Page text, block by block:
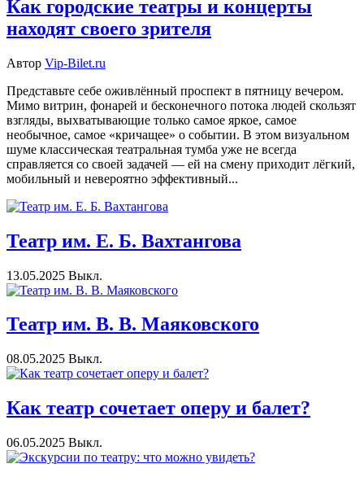
Как городские театры и концерты
находят своего зрителя
Автор Vip-Bilet.ru
Представьте себе оживлённый проспект в пятницу вечером.
Мимо витрин, фонарей и бесконечного потока людей скользят
взгляды, выхватывающие только самое яркое, самое
необычное, самое «кричащее» о событии. В этом визуальном
шуме классическая театральная тумба уже не всегда
справляется со своей задачей — ей на смену приходит лёгкий,
мобильный и невероятно эффективный...
Театр им. Е. Б. Вахтангова
13.05.2025 Выкл.
Театр им. В. В. Маяковского
08.05.2025 Выкл.
Как театр сочетает оперу и балет?
06.05.2025 Выкл.